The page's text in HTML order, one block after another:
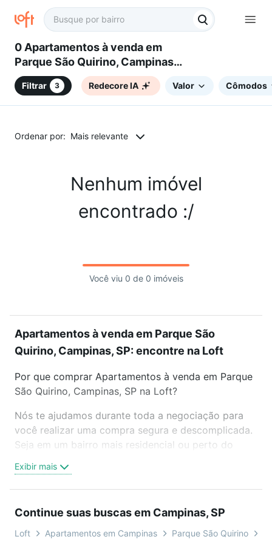
0 Apartamentos à venda em
Parque São Quirino, Campinas,
SP
Filtrar 3 Redecore IA Valor Cômodos
Ordenar por: Mais relevante
Nenhum imóvel
encontrado :/
Você viu 0 de 0 imóveis
Apartamentos à venda em Parque São
Quirino, Campinas, SP: encontre na Loft
Por que comprar Apartamentos à venda em Parque
São Quirino, Campinas, SP na Loft?
Nós te ajudamos durante toda a negociação para
você realizar uma compra segura e descomplicada.
Seja em um bairro mais residencial ou perto do
oferta ideal de Apartamentos à venda em Parque
São Quirino, Campinas, SP para conquistar seu
videochamada, é grátis, sem compromisso e você
ainda conta com mais de 46 mil corretores e
Exibir mais
Continue suas buscas em Campinas, SP
Loft Apartamentos em Campinas Parque São Quirino